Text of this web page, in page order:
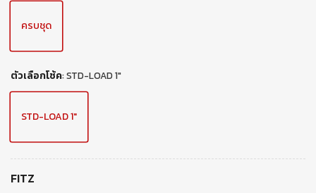
ครบชุด
ตัวเลือกโช้ค:STD-LOAD 1"
STD-LOAD 1"
FITZ